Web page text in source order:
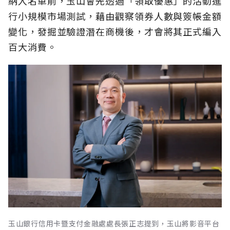
行小規模市場測試，藉由觀察領券人數與簽帳金額
變化，發掘並驗證潛在商機後，才會將其正式編入
百大消費。
玉山銀行信用卡暨支付金融處處長張正志提到，玉山將影音平台